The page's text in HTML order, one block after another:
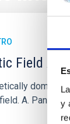
y
Field
A. Pandhi